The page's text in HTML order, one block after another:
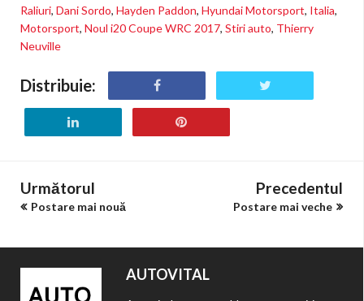
Raliuri, Dani Sordo, Hayden Paddon, Hyundai Motorsport, Italia,
Motorsport, Noul i20 Coupe WRC 2017, Stiri auto, Thierry
Neuville
Distribuie:
Următorul
Postare mai nouă
Precedentul
Postare mai veche
AUTOVITAL